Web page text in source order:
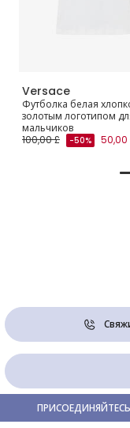
Versace
Футболка белая
золотым логотипом
мальчиков
100,00 £
-50% 50,00
ПРИСОЕДИНЯЙТЕСЬ